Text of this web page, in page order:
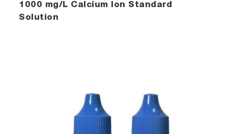
1000 mg/L Calcium Ion Standard
Solution